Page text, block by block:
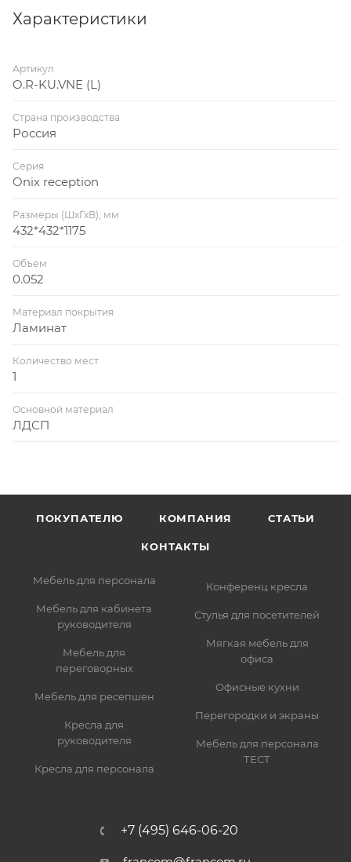
Характеристики
Артикул
O.R-KU.VNE (L)
Страна производства
Россия
Серия
Onix reception
Размеры (ШхГхВ), мм
432*432*1175
Объем
0.052
Материал покрытия
Ламинат
Количество мест
1
Основной материал
ЛДСП
ПОКУПАТЕЛЮ КОМПАНИЯ СТАТЬИ
КОНТАКТЫ
Мебель для персонала
Мебель для кабинета
руководителя
Мебель для
переговорных
Мебель для ресепшен
Кресла для
руководителя
Кресла для персонала
Конференц кресла
Стулья для посетителей
Мягкая мебель для
офиса
Офисные кухни
Перегородки и экраны
Мебель для персонала
ТЕСТ
+7 (495) 646-06-20